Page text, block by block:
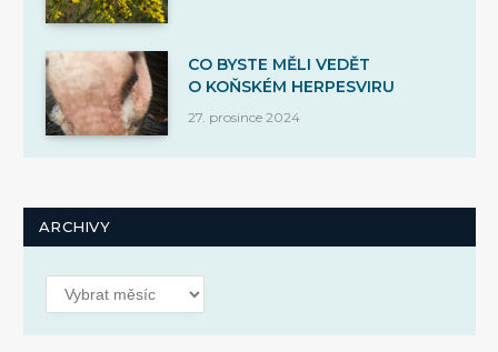
CO BYSTE MĚLI VEDĚT
O KOŇSKÉM HERPESVIRU
27. prosince 2024
ARCHIVY
Archivy